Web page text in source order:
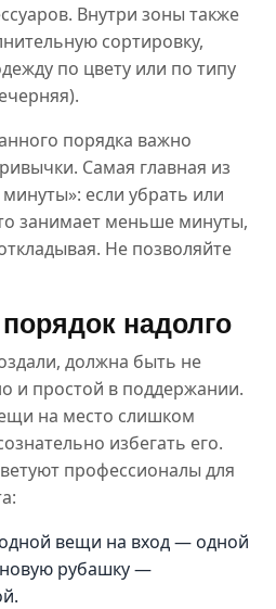
Внутри зоны также
сортировку,
по цвету или по типу
порядка важно
Самая главная из
если убрать или
занимает меньше минуты,
Не позволяйте
надолго
должна быть не
и простой в поддержании.
на место слишком
избегать его.
профессионалы для
вещи на вход — одной
рубашку —